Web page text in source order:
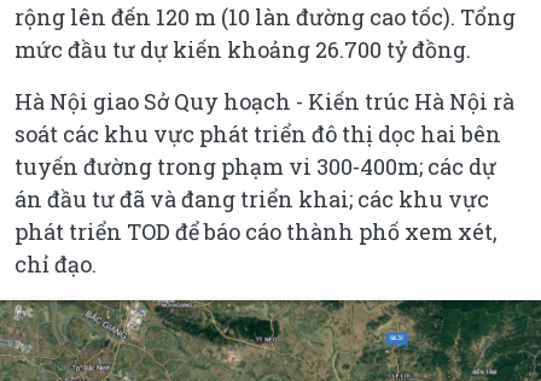
rộng lên đến 120 m (10 làn đường cao tốc). Tổng
mức đầu tư dự kiến khoảng 26.700 tỷ đồng.
Hà Nội giao Sở Quy hoạch - Kiến trúc Hà Nội rà
soát các khu vực phát triển đô thị dọc hai bên
tuyến đường trong phạm vi 300-400m; các dự
án đầu tư đã và đang triển khai; các khu vực
phát triển TOD để báo cáo thành phố xem xét,
chỉ đạo.